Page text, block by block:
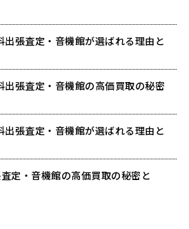
出張査定・音機館が選ばれる理由と
出張査定・音機館の高価買取の秘密
出張査定・音機館が選ばれる理由と
定・音機館の高価買取の秘密と